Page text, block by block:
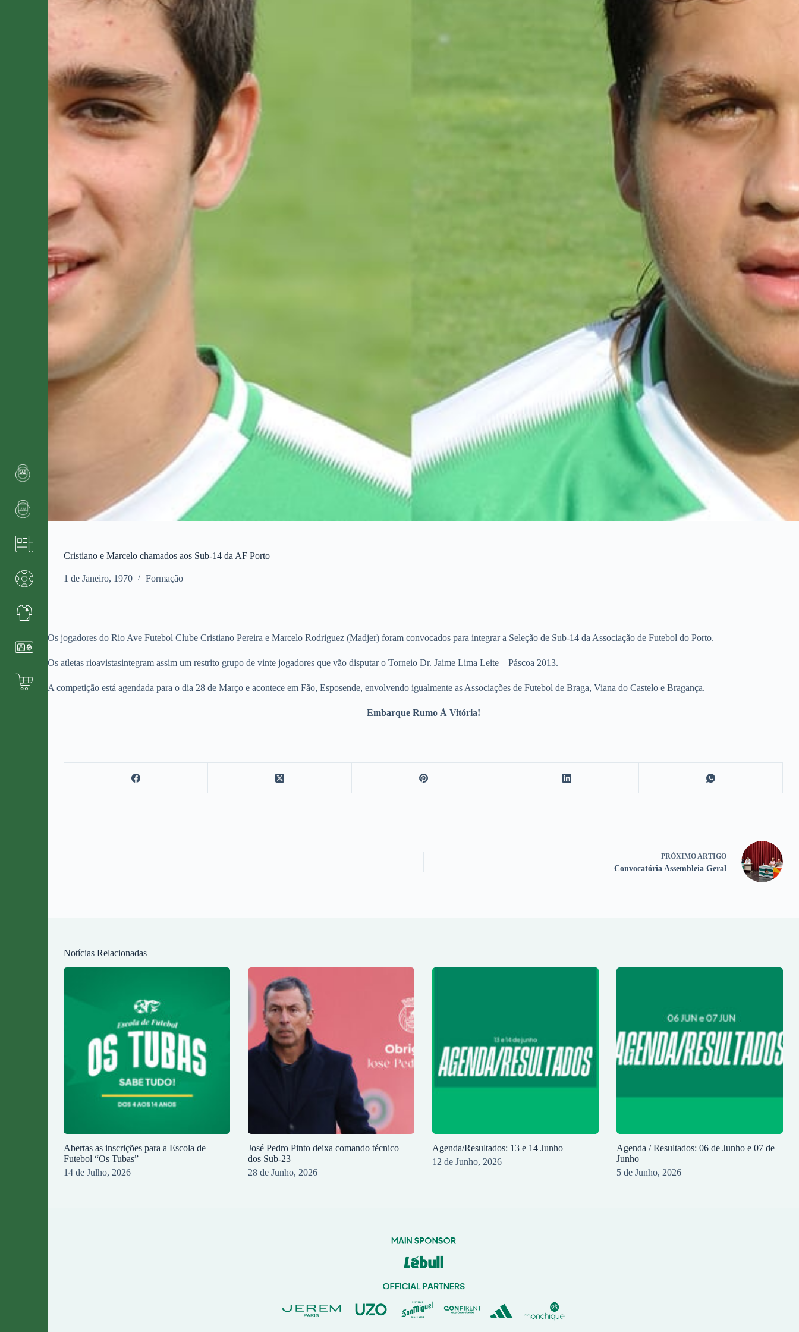
Cristiano e Marcelo chamados aos Sub-14 da AF Porto
1 de Janeiro, 1970 Formação
Os jogadores do Rio Ave Futebol Clube Cristiano Pereira e Marcelo Rodriguez (Madjer) foram convocados para integrar a Seleção de Sub-14 da Associação de Futebol do Porto.
Os atletas rioavistasintegram assim um restrito grupo de vinte jogadores que vão disputar o Torneio Dr. Jaime Lima Leite – Páscoa 2013.
A competição está agendada para o dia 28 de Março e acontece em Fão, Esposende, envolvendo igualmente as Associações de Futebol de Braga, Viana do Castelo e Bragança.
Embarque Rumo À Vitória!
PRÓXIMO ARTIGO
Convocatória Assembleia Geral
Notícias Relacionadas
Abertas as inscrições para a Escola de
Futebol “Os Tubas”
14 de Julho, 2026
José Pedro Pinto deixa comando técnico
dos Sub-23
28 de Junho, 2026
Agenda/Resultados: 13 e 14 Junho
12 de Junho, 2026
Agenda / Resultados: 06 de Junho e 07 de
Junho
5 de Junho, 2026